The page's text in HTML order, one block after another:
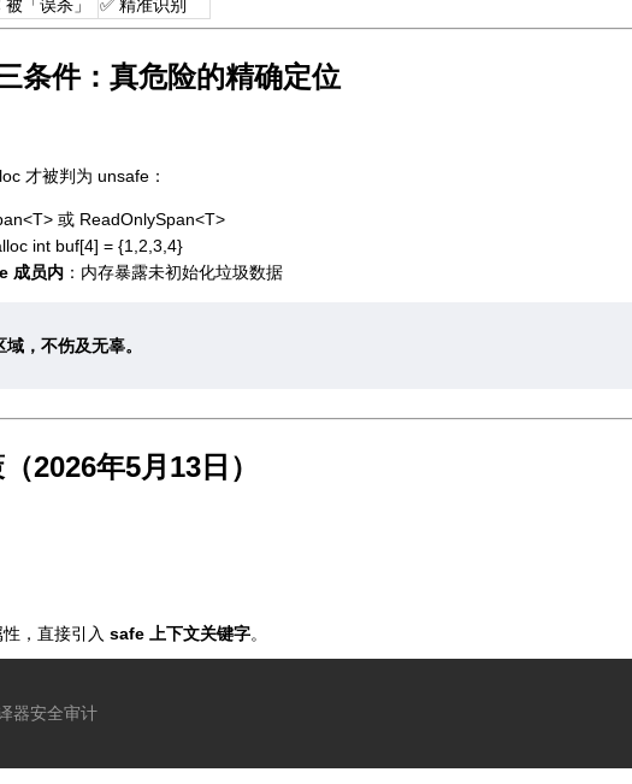
被「误杀」 ✅ 精准识别
条件：真危险的精确定位
才被判为 unsafe：
或 ReadOnlySpan<T>
int buf[4] = {1,2,3,4}
成员内 ：内存暴露未初始化垃圾数据
，不伤及无辜。
2026年5月13日）
，直接引入 safe 上下文关键字。
器安全审计